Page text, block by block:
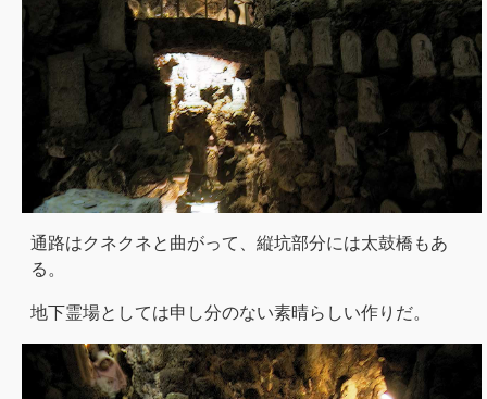
通路はクネクネと曲がって、縦坑部分には太鼓橋もあ
る。
地下霊場としては申し分のない素晴らしい作りだ。